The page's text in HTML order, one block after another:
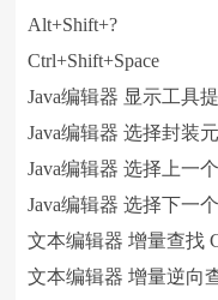
Alt+Shift+?
Ctrl+Shift+Space
Java编辑器 显示工具
Java编辑器 选择封装
Java编辑器 选择上一
Java编辑器 选择下一
文本编辑器 增量查找
文本编辑器 增量逆向